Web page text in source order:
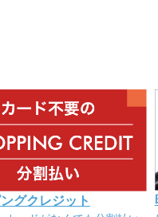
グクレジット